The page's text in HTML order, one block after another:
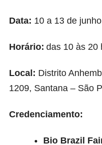
Data: 10 a 13 de
Horário: das 10 às 20
Local: Distrito
1209, Santana – São
Credenciamento:
Bio Brazil